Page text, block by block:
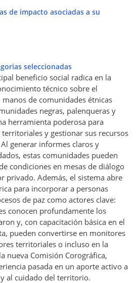
de impacto asociadas a su
seleccionadas
beneficio social radica en la
técnico sobre el
de comunidades étnicas
negras, palenqueras y
herramienta poderosa para
y gestionar sus recursos
generar informes claros y
estas comunidades pueden
condiciones en mesas de diálogo
privado. Además, el sistema abre
para incorporar a personas
de paz como actores clave:
conocen profundamente los
y, con capacitación básica en el
pueden convertirse en monitores
territoriales o incluso en la
nueva Comisión Corográfica,
pasada en un aporte activo a
al cuidado del territorio.